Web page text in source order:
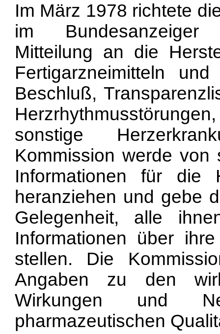
Im März 1978 richtete
im Bundesanzeiger
Mitteilung an die
Fertigarzneimitteln
Beschluß,
sonstige
Kommission werde
Informationen für die
heranziehen und gebe
Gelegenheit, alle
Informationen über
stellen. Die
Angaben zu den
Wirkungen und
pharmazeutischen